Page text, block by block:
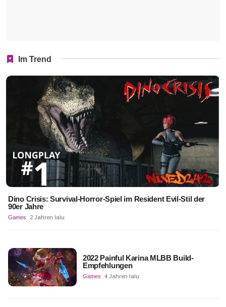
Im Trend
Dino Crisis: Survival-Horror-Spiel im Resident Evil-Stil der
90er Jahre
Games 2 Jahren lalu
2022 Painful Karina MLBB Build-
Empfehlungen
Games 4 Jahren lalu